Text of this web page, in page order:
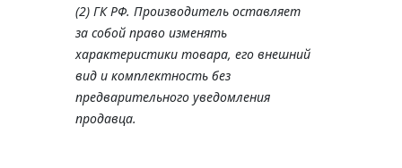
(2) ГК РФ. Производитель оставляет
за собой право изменять
характеристики товара, его внешний
вид и комплектность без
предварительного уведомления
продавца.